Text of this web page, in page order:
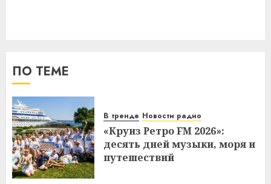
ПО ТЕМЕ
В тренде Новости радио
«Круиз Ретро FM 2026»:
десять дней музыки, моря и
путешествий